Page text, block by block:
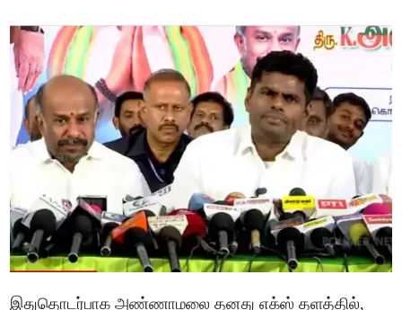
இதுதொடர்பாக அண்ணாமலை தனது எக்ஸ் தளத்தில்,